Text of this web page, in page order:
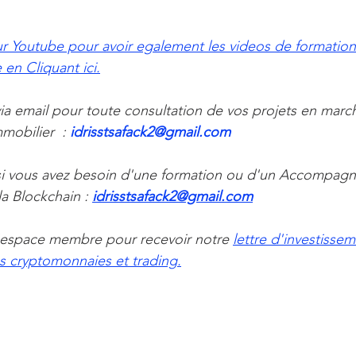
Youtube pour avoir egalement les videos de
Cliquant ici.
email pour toute consultation de vos projets en
: idrisstsafack2@gmail.com
vous avez besoin d'une formation ou d'un
Blockchain : idrisstsafack2@gmail.com
membre pour recevoir notre lettre
cryptomonnaies et trading.